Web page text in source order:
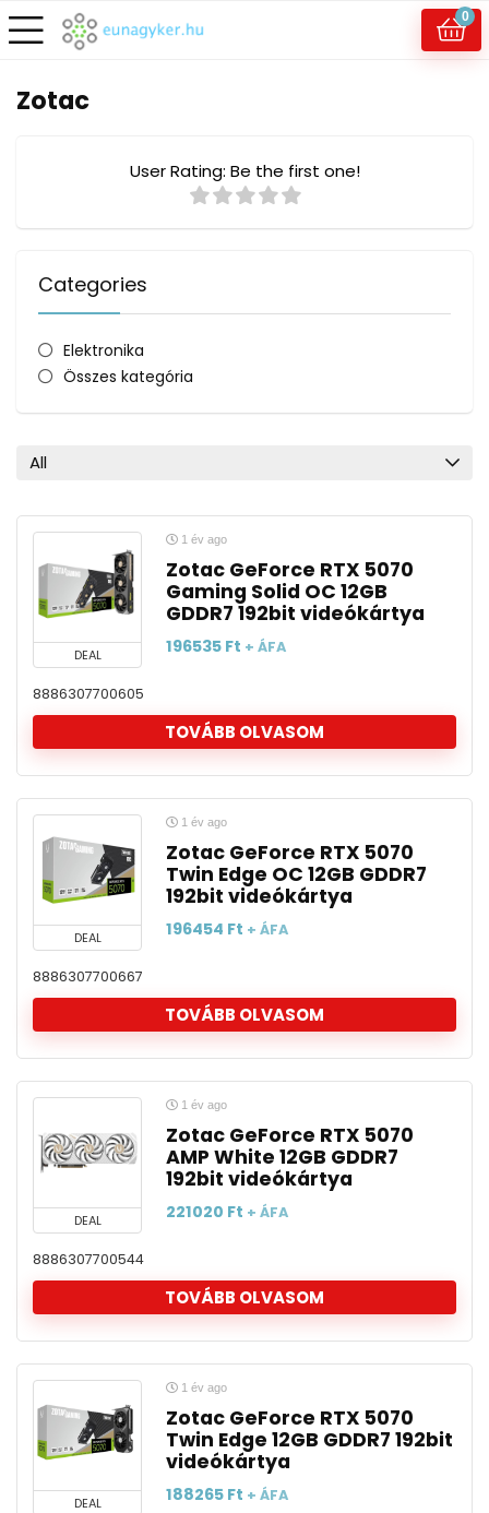
0
Zotac
User Rating: Be the first one!
Categories
Elektronika
Összes kategória
All
DEAL
1 év ago
Zotac GeForce RTX 5070
Gaming Solid OC 12GB
GDDR7 192bit videókártya
196535 Ft + ÁFA
8886307700605
TOVÁBB OLVASOM
DEAL
1 év ago
Zotac GeForce RTX 5070
Twin Edge OC 12GB GDDR7
192bit videókártya
196454 Ft + ÁFA
8886307700667
TOVÁBB OLVASOM
DEAL
1 év ago
Zotac GeForce RTX 5070
AMP White 12GB GDDR7
192bit videókártya
221020 Ft + ÁFA
8886307700544
TOVÁBB OLVASOM
DEAL
1 év ago
Zotac GeForce RTX 5070
Twin Edge 12GB GDDR7 192bit
videókártya
188265 Ft + ÁFA